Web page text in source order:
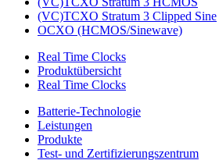
(VC)TCXO Stratum 3 Clipped Sine
OCXO (HCMOS/Sinewave)
Real Time Clocks
Produktübersicht
Real Time Clocks
Batterie-Technologie
Leistungen
Produkte
Test- und Zertifizierungszentrum